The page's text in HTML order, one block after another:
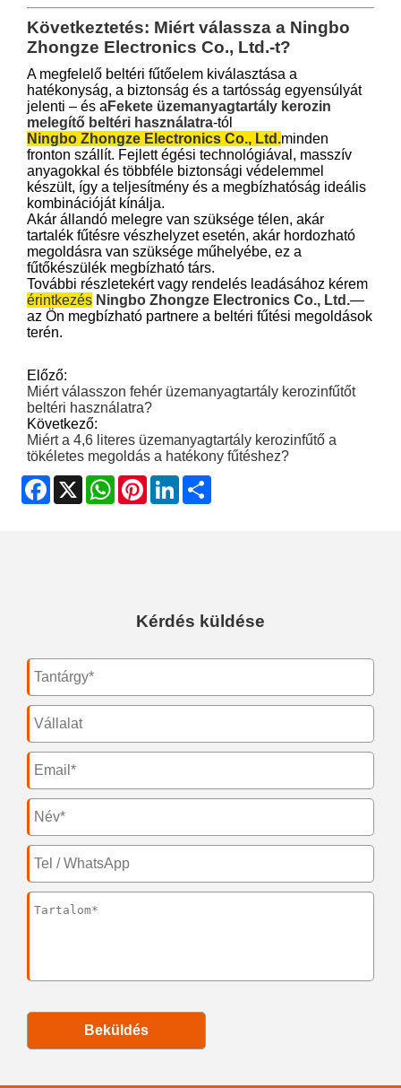
Következtetés: Miért válassza a Ningbo
Zhongze Electronics Co., Ltd.-t?
A megfelelő beltéri fűtőelem kiválasztása a
hatékonyság, a biztonság és a tartósság egyensúlyát
jelenti – és a Fekete üzemanyagtartály kerozin
melegítő beltéri használatra-tól
Ningbo Zhongze Electronics Co., Ltd.minden
fronton szállít. Fejlett égési technológiával, masszív
anyagokkal és többféle biztonsági védelemmel
készült, így a teljesítmény és a megbízhatóság ideális
kombinációját kínálja.
Akár állandó melegre van szüksége télen, akár
tartalék fűtésre vészhelyzet esetén, akár hordozható
megoldásra van szüksége műhelyébe, ez a
fűtőkészülék megbízható társ.
További részletekért vagy rendelés leadásához kérem
érintkezés Ningbo Zhongze Electronics Co., Ltd.—
az Ön megbízható partnere a beltéri fűtési megoldások
terén.
Előző:
Miért válasszon fehér üzemanyagtartály kerozinfűtőt
beltéri használatra?
Következő:
Miért a 4,6 literes üzemanyagtartály kerozinfűtő a
tökéletes megoldás a hatékony fűtéshez?
Facebook
X WhatsApp
PinterestLinkedIn
Kérdés küldése
Beküldés